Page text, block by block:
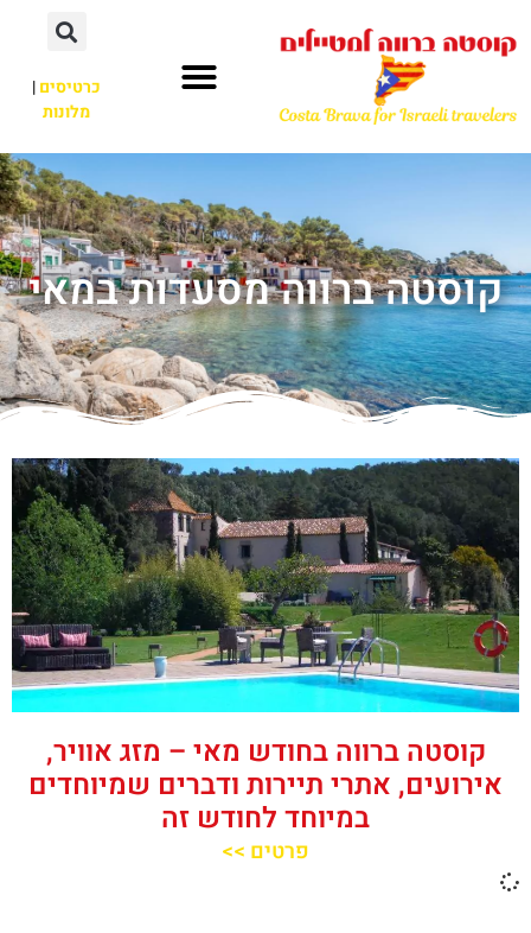
כרטיסים|
מלונות
קוסטה ברווה מסעדות במאי
קוסטה ברווה בחודש מאי – מזג אוויר,
אירועים, אתרי תיירות ודברים שמיוחדים
במיוחד לחודש זה
פרטים >>